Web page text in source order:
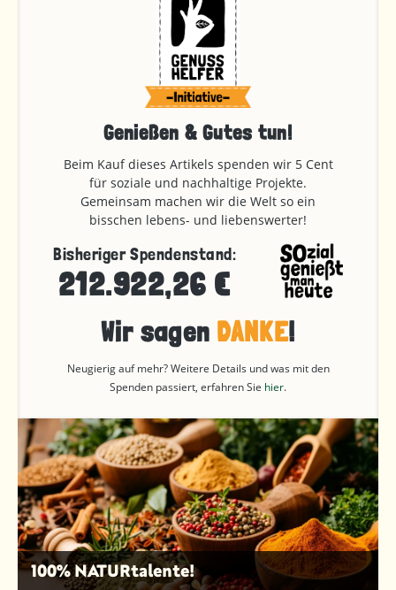
Genießen & Gutes tun!
Beim Kauf dieses Artikels spenden wir 5 Cent
für soziale und nachhaltige Projekte.
Gemeinsam machen wir die Welt so ein
bisschen lebens- und liebenswerter!
Bisheriger Spendenstand:
212.922,26 €
Wir sagen DANKE!
Neugierig auf mehr? Weitere Details und was mit den
Spenden passiert, erfahren Sie hier.
100% NATURtalente!